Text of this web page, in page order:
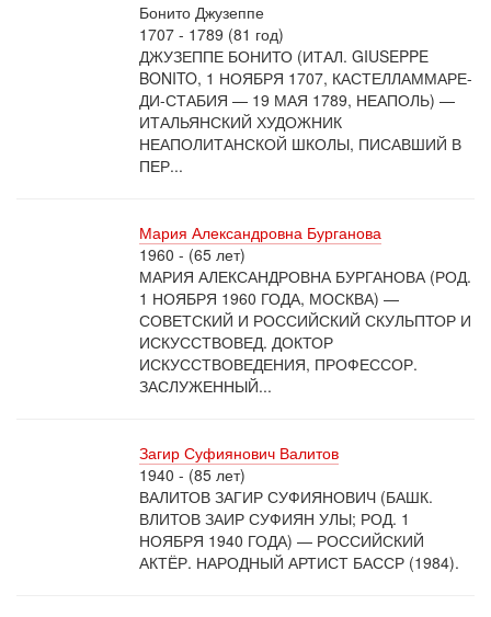
Бонито Джузеппе
1707 - 1789 (81 год)
ДЖУЗЕППЕ БОНИТО (ИТАЛ. GIUSEPPE
BONITO, 1 НОЯБРЯ 1707, КАСТЕЛЛАММАРЕ-
ДИ-СТАБИЯ — 19 МАЯ 1789, НЕАПОЛЬ) —
ИТАЛЬЯНСКИЙ ХУДОЖНИК
НЕАПОЛИТАНСКОЙ ШКОЛЫ, ПИСАВШИЙ В
ПЕР...
Мария Александровна Бурганова
1960 - (65 лет)
МАРИЯ АЛЕКСАНДРОВНА БУРГАНОВА (РОД.
1 НОЯБРЯ 1960 ГОДА, МОСКВА) —
СОВЕТСКИЙ И РОССИЙСКИЙ СКУЛЬПТОР И
ИСКУССТВОВЕД. ДОКТОР
ИСКУССТВОВЕДЕНИЯ, ПРОФЕССОР.
ЗАСЛУЖЕННЫЙ...
Загир Суфиянович Валитов
1940 - (85 лет)
ВАЛИТОВ ЗАГИР СУФИЯНОВИЧ (БАШК.
ВЛИТОВ ЗАИР СУФИЯН УЛЫ; РОД. 1
НОЯБРЯ 1940 ГОДА) — РОССИЙСКИЙ
АКТЁР. НАРОДНЫЙ АРТИСТ БАССР (1984).